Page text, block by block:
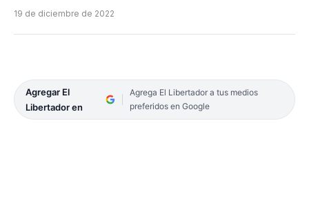
19 de diciembre de 2022
Agregar El
Libertador en
Agrega El Libertador a tus medios
preferidos en Google